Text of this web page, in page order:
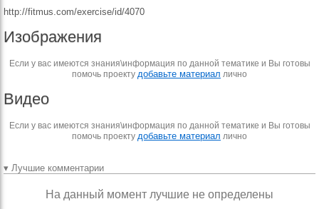
http://fitmus.com/exercise/id/4070
Изображения
Если у вас имеются знания\информация по данной тематике и Вы готовы
помочь проекту добавьте материал лично
Видео
Если у вас имеются знания\информация по данной тематике и Вы готовы
помочь проекту добавьте материал лично
▾ Лучшие комментарии
На данный момент лучшие не определены